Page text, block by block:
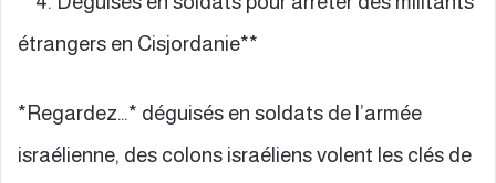
étrangers en Cisjordanie**
*Regardez…* déguisés en soldats de l’armée
israélienne, des colons israéliens volent les clés de